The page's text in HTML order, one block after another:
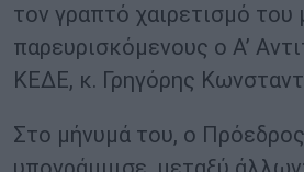
τον γραπτό χαιρετισμό
παρευρισκόμενους ο Α’
ΚΕΔΕ, κ. Γρηγόρης
Στο μήνυμά του, ο